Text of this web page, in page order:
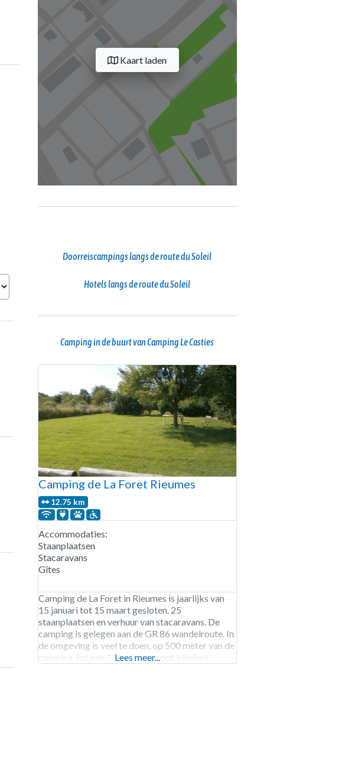
Kaart laden
Doorreiscampings langs de route du Soleil
Hotels langs de route du Soleil
Camping in de buurt van Camping Le Casties
Camping de La Foret Rieumes
12.75 km
Accommodaties:
Staanplaatsen
Stacaravans
Gîtes
Camping de La Foret in Rieumes is jaarlijks van
15 januari tot 15 maart gesloten. 25
staanplaatsen en verhuur van stacaravans. De
camping is gelegen aan de GR 86 wandelroute. In
de omgeving is veel te doen, op 500 meter van de
camping ligt een 12 hectare groot klimbos.
Lees meer...